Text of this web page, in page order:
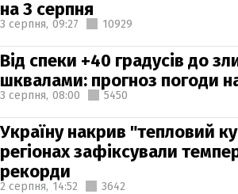
на 3 серпня
3 серпня, 09:27 10929
Від спеки +40 градусів до
шквалами: прогноз погоди
3 серпня, 08:00 5450
Україну накрив "тепловий
регіонах зафіксували
рекорди
2 серпня, 14:52 3642